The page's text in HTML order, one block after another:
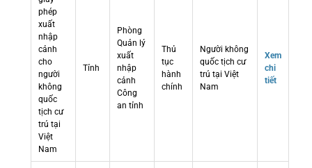
phép
xuất
nhập
cảnh
cho
người
không
quốc
tịch cư
trú tại
Việt
Nam
Tỉnh
Phòng
Quản lý
xuất
nhập
cảnh
Công
an tỉnh
Thủ
tục
hành
chính
Người không
quốc tịch cư
trú tại Việt
Nam
Xem
chi
tiết